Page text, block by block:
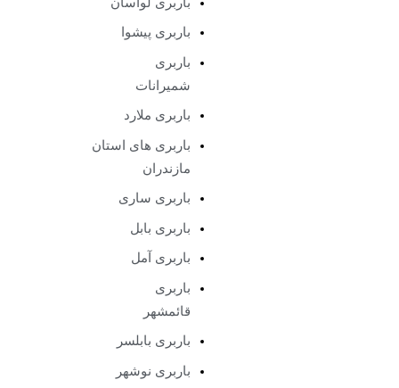
باربری پیشوا
باربری
شمیرانات
باربری ملارد
باربری های استان
مازندران
باربری ساری
باربری بابل
باربری آمل
باربری
قائمشهر
باربری بابلسر
باربری نوشهر